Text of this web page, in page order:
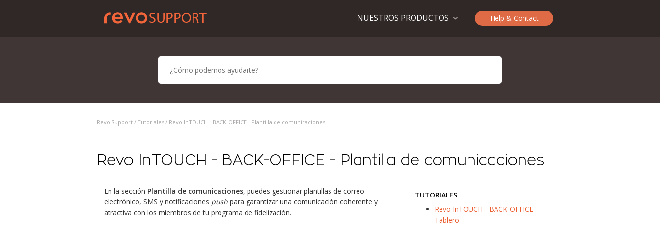
Help & Contact
NUESTROS PRODUCTOS
Revo Support / Tutoriales / Revo InTOUCH - BACK-OFFICE - Plantilla de comunicaciones
Revo InTOUCH - BACK-OFFICE - Plantilla de comunicaciones
En la sección Plantilla de comunicaciones, puedes gestionar plantillas de correo
electrónico, SMS y notificaciones push para garantizar una comunicación coherente y
atractiva con los miembros de tu programa de fidelización.
TUTORIALES
Revo InTOUCH - BACK-OFFICE -
Tablero